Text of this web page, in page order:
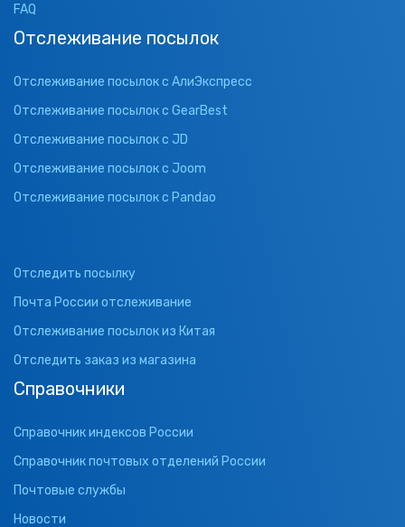
FAQ
Отслеживание посылок
Отслеживание посылок с АлиЭкспресс
Отслеживание посылок с GearBest
Отслеживание посылок с JD
Отслеживание посылок с Joom
Отслеживание посылок с Pandao
Отследить посылку
Почта России отслеживание
Отслеживание посылок из Китая
Отследить заказ из магазина
Справочники
Справочник индексов России
Справочник почтовых отделений России
Почтовые службы
Новости